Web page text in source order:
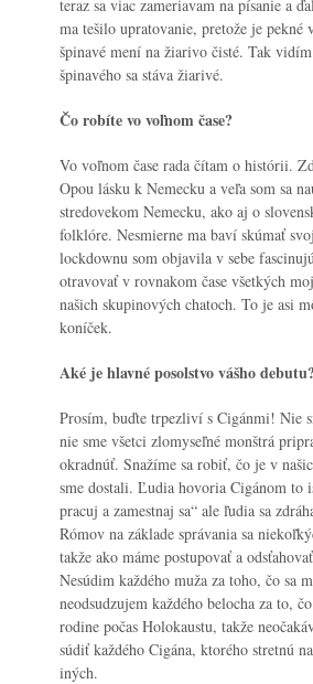
teraz sa viac zameriavam na písanie a
ma tešilo upratovanie, pretože je pekné
špinavé mení na žiarivo čisté. Tak
špinavého sa stáva žiarivé.
Čo robíte vo voľnom čase?
Vo voľnom čase rada čítam o histórii.
Opou lásku k Nemecku a veľa som sa
stredovekom Nemecku, ako aj o
folklóre. Nesmierne ma baví skúmať
lockdownu som objavila v sebe
otravovať v rovnakom čase všetkých
našich skupinových chatoch. To je asi
koníček.
Aké je hlavné posolstvo vášho debutu?
Prosím, buďte trpezliví s Cigánmi! Nie
nie sme všetci zlomyseľné monštrá
okradnúť. Snažíme sa robiť, čo je v
sme dostali. Ľudia hovoria Cigánom to
pracuj a zamestnaj sa“ ale ľudia sa
Rómov na základe správania sa
takže ako máme postupovať a
Nesúdim každého muža za toho, čo sa
neodsudzujem každého belocha za to,
rodine počas Holokaustu, takže
súdiť každého Cigána, ktorého stretnú
iných.